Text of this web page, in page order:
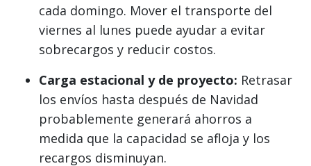
cada domingo. Mover el transporte del
viernes al lunes puede ayudar a evitar
sobrecargos y reducir costos.
Carga estacional y de proyecto: Retrasar
los envíos hasta después de Navidad
probablemente generará ahorros a
medida que la capacidad se afloja y los
recargos disminuyan.